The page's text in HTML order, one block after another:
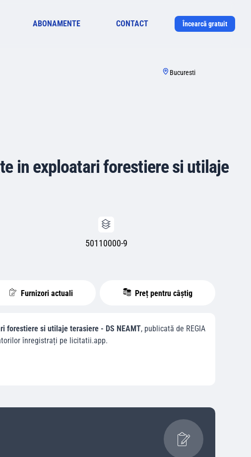
ABONAMENTE CONTACT Încearcă gratuit
Bucuresti
in exploatari forestiere si utilaje
50110000-9
Furnizori actuali Preț pentru câștig
forestiere si utilaje terasiere - DS NEAMT, publicată de REGIA
înregistrați pe licitatii.app.